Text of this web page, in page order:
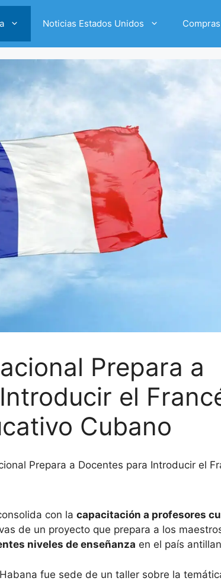
Noticias Estados Unidos
Prepara a
el
Cubano
Prepara a Docentes para Introducir el
con la capacitación a profesores
de un proyecto que prepara a los
niveles de enseñanza en el país
fue sede de un taller sobre la